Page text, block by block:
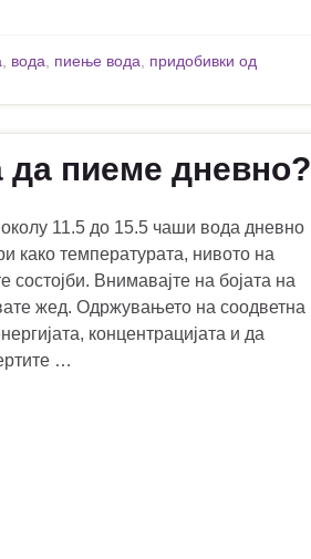
вода пиење вода
придобивки од
да пиеме дневно?
11.5 до 15.5 чаши вода дневно
како температурата, нивото на
состојби. Внимавајте на бојата на
жед. Одржувањето на соодветна
концентрацијата и да
…